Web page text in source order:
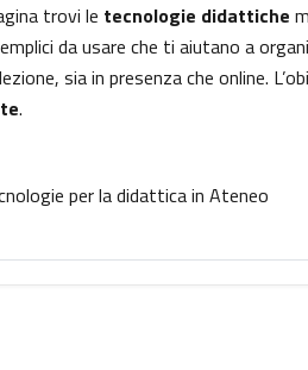
trovi le tecnologie didattiche
da usare che ti aiutano a
sia in presenza che online.
.
per la didattica in Ateneo